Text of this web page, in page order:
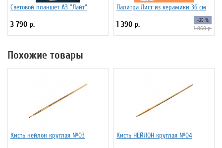
Световой планшет А3 "Лайт"
3 790 р.
Палитра Лист из керамики 36 см
1 390 р. -25 %
1 860 р.
Похожие товары
Кисть нейлон круглая №03 Кисть НЕЙЛОН круглая №04